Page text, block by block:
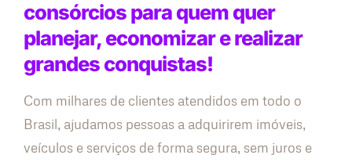
consórcios para quem quer
planejar, economizar e realizar
grandes conquistas!
Com milhares de clientes atendidos em todo o
Brasil, ajudamos pessoas a adquirirem imóveis,
veículos e serviços de forma segura, sem juros e